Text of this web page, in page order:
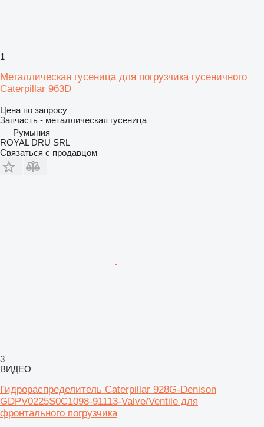
1
Металлическая гусеница для погрузчика гусеничного
Caterpillar 963D
Цена по запросу
Запчасть - металлическая гусеница
Румыния
ROYAL DRU SRL
Связаться с продавцом
3
ВИДЕО
Гидрораспределитель Caterpillar 928G-Denison
GDPV0225S0C1098-91113-Valve/Ventile для
фронтального погрузчика